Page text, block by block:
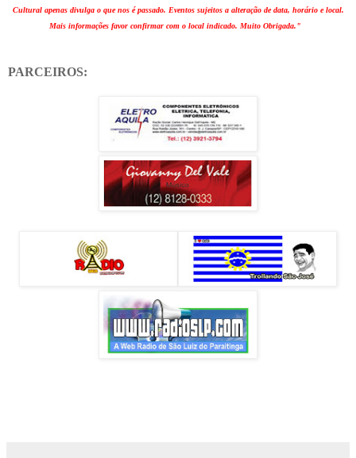
Cultural apenas divulga o que nos é passado. Eventos sujeitos a alteração de data, horário e local.
Mais informações favor confirmar com o local indicado. Muito Obrigada."
PARCEIROS: